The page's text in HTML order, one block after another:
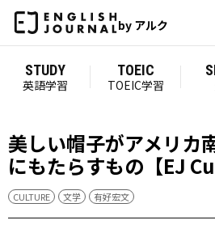
by アルク
STUDY
英語学習
TOEIC
TOEIC学習
美しい帽子がアメリカ
にもたらすもの【EJ
CULTURE 文学 有好宏文